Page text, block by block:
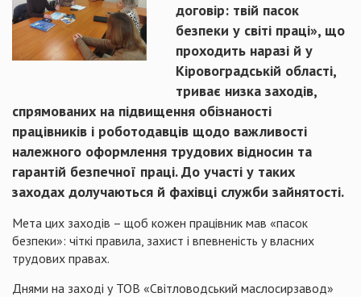
договір: твій пасок
безпеки у світі праці», що
проходить наразі й у
Кіровоградській області,
триває низка заходів,
спрямованих на підвищення обізнаності
працівників і роботодавців щодо важливості
належного оформлення трудових відносин та
гарантій безпечної праці. До участі у таких
заходах долучаються й фахівці служби зайнятості.
Мета цих заходів – щоб кожен працівник мав «пасок
безпеки»: чіткі правила, захист і впевненість у власних
трудових правах.
Днями на заході у ТОВ «Світловодський маслосирзавод»